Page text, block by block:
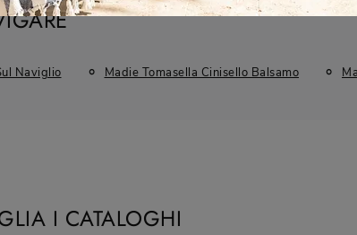
Naviglio Madie Tomasella Cinisello Balsamo
I CATALOGHI